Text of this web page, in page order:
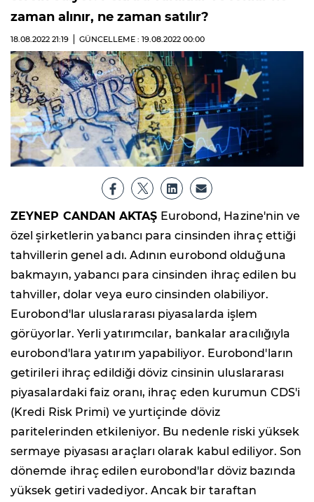
zaman alınır, ne zaman satılır?
18.08.2022 21:19 GÜNCELLEME : 19.08.2022 00:00
ZEYNEP CANDAN AKTAŞ Eurobond, Hazine'nin ve
özel şirketlerin yabancı para cinsinden ihraç ettiği
tahvillerin genel adı. Adının eurobond olduğuna
bakmayın, yabancı para cinsinden ihraç edilen bu
tahviller, dolar veya euro cinsinden olabiliyor.
Eurobond'lar uluslararası piyasalarda işlem
görüyorlar. Yerli yatırımcılar, bankalar aracılığıyla
eurobond'lara yatırım yapabiliyor. Eurobond'ların
getirileri ihraç edildiği döviz cinsinin uluslararası
piyasalardaki faiz oranı, ihraç eden kurumun CDS'i
(Kredi Risk Primi) ve yurtiçinde döviz
paritelerinden etkileniyor. Bu nedenle riski yüksek
sermaye piyasası araçları olarak kabul ediliyor. Son
dönemde ihraç edilen eurobond'lar döviz bazında
yüksek getiri vadediyor. Ancak bir taraftan